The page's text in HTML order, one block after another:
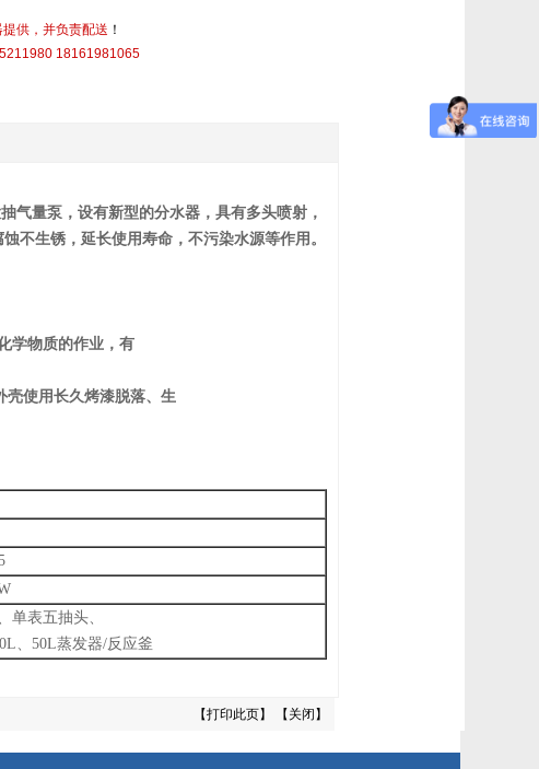
供，并负责配送 ！
18161981065
气量泵，设有新型的分水器，具有多头喷射，
不生锈，延长使用寿命，不污染水源等作用。
学物质的作业，有
壳使用长久烤漆脱落、生
单表五抽头、
、 50L蒸发器/反应釜
【打印此页】 【 关闭 】